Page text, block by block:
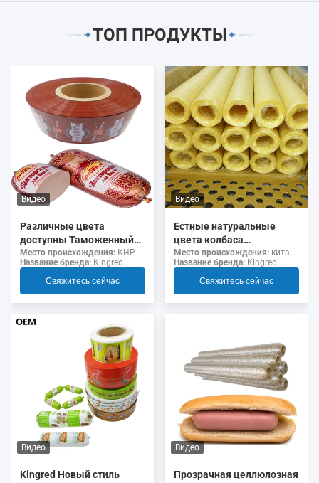
ТОП ПРОДУКТЫ
Видео
Различные цвета
доступны Таможенный
логотип флексография
Печать 5 слоев колбасы
Оболочки для колбас
Место происхождения: КНР
Название бренда: Kingred
Свяжитесь сейчас
Видео
Естные натуральные
цвета колбаса
коллагеновые оболочки
для жаренных колбас
Место происхождения: китайский
Название бренда: Kingred
Свяжитесь сейчас
Видео
Kingred Новый стиль
Видео
Прозрачная целлюлозная